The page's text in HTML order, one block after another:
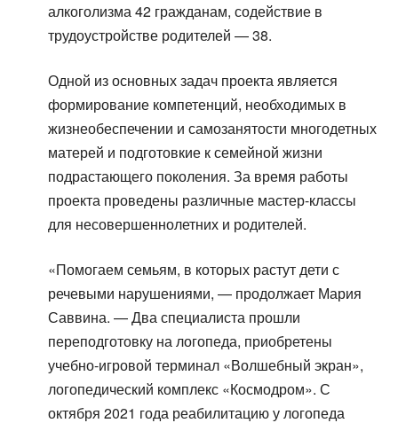
алкоголизма 42 гражданам, содействие в
трудоустройстве родителей — 38.
Одной из основных задач проекта является
формирование компетенций, необходимых в
жизнеобеспечении и самозанятости многодетных
матерей и подготовкие к семейной жизни
подрастающего поколения. За время работы
проекта проведены различные мастер-классы
для несовершеннолетних и родителей.
«Помогаем семьям, в которых растут дети с
речевыми нарушениями, — продолжает Мария
Саввина. — Два специалиста прошли
переподготовку на логопеда, приобретены
учебно-игровой терминал «Волшебный экран»,
логопедический комплекс «Космодром». С
октября 2021 года реабилитацию у логопеда